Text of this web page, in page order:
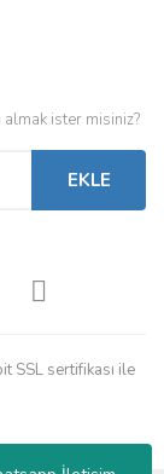
ister misiniz?
EKLE
SSL sertifikası ile